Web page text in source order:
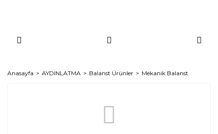
Anasayfa AYDINLATMA Balanst Ürünler Mekanik Balanst